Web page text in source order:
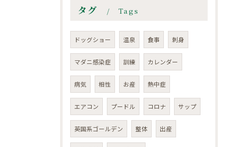
タグ Tags
ドッグショー 温泉 食事 刺身
マダニ感染症 訓練 カレンダー
病気 相性 お産 熱中症
エアコン プードル コロナ サップ
英国系ゴールデン 整体 出産